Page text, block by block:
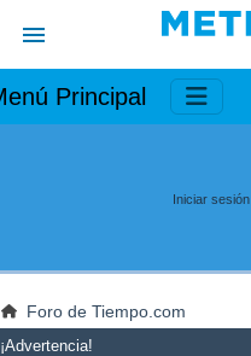
Principal
Iniciar sesión
Foro de Tiempo.com
¡Advertencia!